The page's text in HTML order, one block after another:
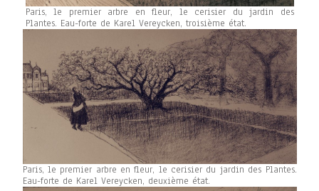
Paris, le premier arbre en fleur, le cerisier du jardin des
Plantes. Eau-forte de Karel Vereycken, troisième état.
Paris, le premier arbre en fleur, le cerisier du jardin des Plantes.
Eau-forte de Karel Vereycken, deuxième état.